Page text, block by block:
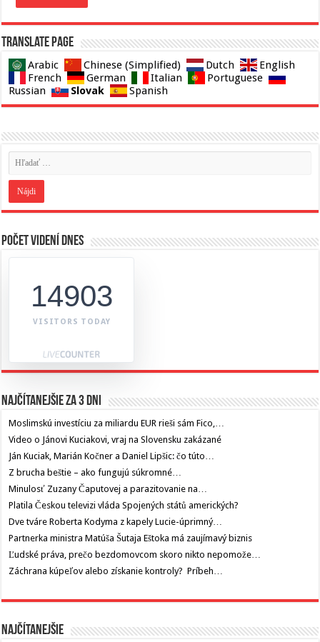
Translate page
Arabic Chinese (Simplified) Dutch
English
French
German Italian
Portuguese
Russian
Slovak Spanish
Počet videní dnes
14903
VISITORS TODAY
Najčítanejšie za 3 dni
Moslimskú investíciu za miliardu EUR rieši sám Fico,…
Video o Jánovi Kuciakovi, vraj na Slovensku zakázané
Ján Kuciak, Marián Kočner a Daniel Lipšic: čo túto…
Z brucha beštie – ako fungujú súkromné…
Minulosť Zuzany Čaputovej a parazitovanie na…
Platila Českou televizi vláda Spojených států amerických?
Dve tváre Roberta Kodyma z kapely Lucie-úprimný…
Partnerka ministra Matúša Šutaja Eštoka má zaujímavý biznis
Ľudské práva, prečo bezdomovcom skoro nikto nepomože…
Záchrana kúpeľov alebo získanie kontroly? Príbeh…
Najčítanejšie